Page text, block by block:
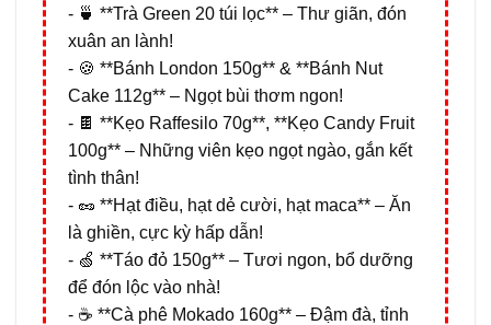
- 🍵 **Trà Green 20 túi lọc** – Thư giãn, đón
xuân an lành!
- 🍪 **Bánh London 150g** & **Bánh Nut
Cake 112g** – Ngọt bùi thơm ngon!
- 🍫 **Kẹo Raffesilo 70g**, **Kẹo Candy Fruit
100g** – Những viên kẹo ngọt ngào, gắn kết
tình thân!
- 🥜 **Hạt điều, hạt dẻ cười, hạt maca** – Ăn
là ghiền, cực kỳ hấp dẫn!
- 🍏 **Táo đỏ 150g** – Tươi ngon, bổ dưỡng
để đón lộc vào nhà!
- ☕ **Cà phê Mokado 160g** – Đậm đà, tỉnh